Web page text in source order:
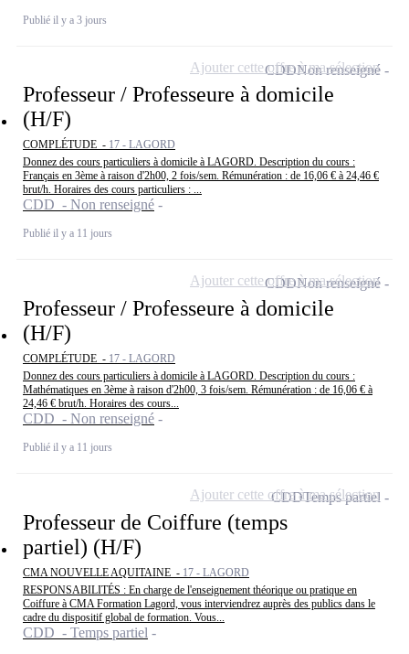
Publié il y a 3 jours
Professeur / Professeure à domicile
(H/F)
COMPLÉTUDE - 17 - LAGORD
Donnez des cours particuliers à domicile à LAGORD. Description du cours :
Français en 3ème à raison d'2h00, 2 fois/sem. Rémunération : de 16,06 € à 24,46 €
brut/h. Horaires des cours particuliers : ...
CDD - Non renseigné
Publié il y a 11 jours
CDDNon renseigné
Ajouter cette offre à ma sélection
Professeur / Professeure à domicile
(H/F)
COMPLÉTUDE - 17 - LAGORD
Donnez des cours particuliers à domicile à LAGORD. Description du cours :
Mathématiques en 3ème à raison d'2h00, 3 fois/sem. Rémunération : de 16,06 € à
24,46 € brut/h. Horaires des cours...
CDD - Non renseigné
Publié il y a 11 jours
CDDNon renseigné
Ajouter cette offre à ma sélection
Professeur de Coiffure (temps
partiel) (H/F)
CMA NOUVELLE AQUITAINE - 17 - LAGORD
RESPONSABILITÉS : En charge de l'enseignement théorique ou pratique en
Coiffure à CMA Formation Lagord, vous interviendrez auprès des publics dans le
cadre du dispositif global de formation. Vous...
CDD - Temps partiel
CDDTemps partiel
Ajouter cette offre à ma sélection